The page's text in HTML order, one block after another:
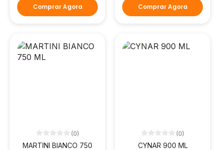
Comprar Agora Comprar Agora
(0)
MARTINI BIANCO 750
(0)
CYNAR 900 ML